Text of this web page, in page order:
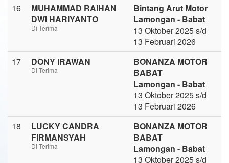
16
MUHAMMAD RAIHAN
DWI HARIYANTO
Di Terima
Bintang Arut Motor
Lamongan - Babat
13 Oktober 2025 s/d
13 Februari 2026
17
DONY IRAWAN
Di Terima
BONANZA MOTOR
BABAT
Lamongan - Babat
13 Oktober 2025 s/d
13 Februari 2026
18
LUCKY CANDRA
FIRMANSYAH
Di Terima
BONANZA MOTOR
BABAT
Lamongan - Babat
13 Oktober 2025 s/d